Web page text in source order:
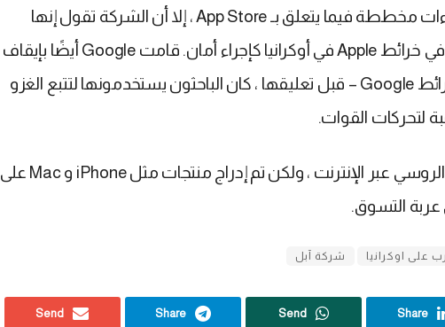
على الرغم من أن بيان Apple لا يذكر أي إجراءات مخططة فيما يتعلق بـ App Store ، إلا أن الشركة تقول إنها
أوقفت حركة المرور وتقارير الحوادث الحية في خرائط Apple في أوكرانيا كإجراء أمان. قامت Google أيضًا بإيقاف
تشغيل بيانات حركة المرور الأوكرانية في خرائط Google – قبل تعليقها ، كان الباحثون يستخدمونها لتتبع الغزو
لتحركات القوات.
ما زلنا قادرين على الوصول إلى متجر Apple الروسي عبر الإنترنت ، ولكن تم إدراج منتجات مثل iPhone و Mac على
عربة التسوق.
على اوكرانيا شركة آبل
Share
Send
Share
Send